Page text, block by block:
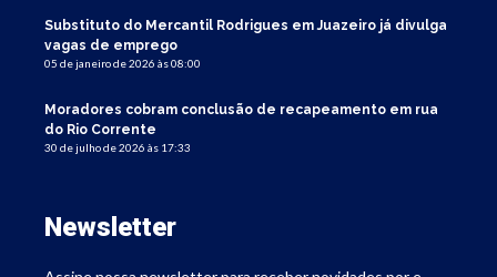
Substituto do Mercantil Rodrigues em Juazeiro já divulga
vagas de emprego
05 de janeiro de 2026 às 08:00
Moradores cobram conclusão de recapeamento em rua
do Rio Corrente
30 de julho de 2026 às 17:33
Newsletter